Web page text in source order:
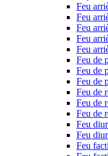
Feu
Feu
Feu
Feu
Feu
Feu de
Feu de
Feu de
Feu de
Feu de
Feu de
Feu
Feu
Feu